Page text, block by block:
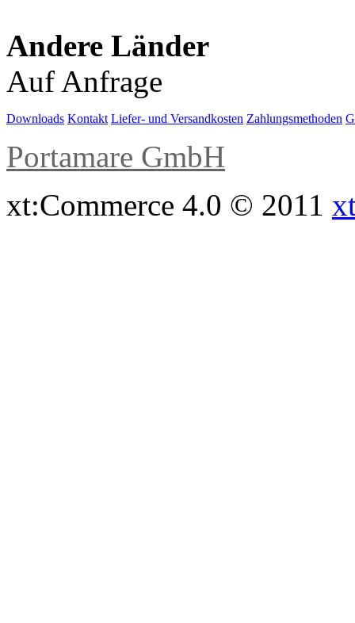
Andere Länder
Auf Anfrage
Downloads Kontakt Liefer- und Versandkosten Zahlungsmethoden
Portamare GmbH
xt:Commerce 4.0 © 2011